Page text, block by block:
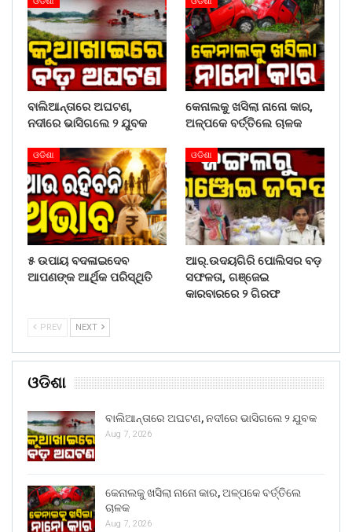
ବାଲିଆନ୍ତାରେ ଅଘଟଣ,
ନଦୀରେ ଭାସିଗଲେ ୨ ଯୁବକ
କେନାଲକୁ ଖସିଲା ନାନୋ କାର,
ଅଳ୍ପକେ ବର୍ତ୍ତିଲେ ଚାଳକ
ଓଡିଶା
୫ ଉପାୟ ବଦଳାଇଦେବ
ଆପଣଙ୍କ ଆର୍ଥିକ ପରିସ୍ଥିତି
ଓଡିଶା
ଆର୍.ଉଦୟଗିରି ପୋଲିସର ବଡ଼
ସଫଳତା, ଗଞ୍ଜେଇ
କାରବାରରେ ୨ ଗିରଫ
PREV NEXT
ଓଡିଶା
ବାଲିଆନ୍ତାରେ ଅଘଟଣ, ନଦୀରେ ଭାସିଗଲେ ୨ ଯୁବକ
Aug 7, 2026
କେନାଲକୁ ଖସିଲା ନାନୋ କାର, ଅଳ୍ପକେ ବର୍ତ୍ତିଲେ
ଚାଳକ
Aug 7, 2026